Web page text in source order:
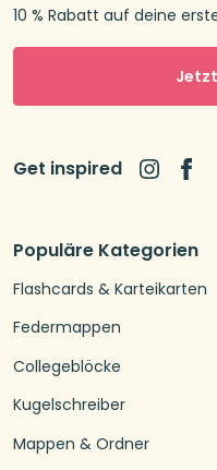
Populäre Kategorien
Flashcards & Karteikarten
Federmappen
Collegeblöcke
Kugelschreiber
Mappen & Ordner
10 % Rabatt auf deine
Get inspired